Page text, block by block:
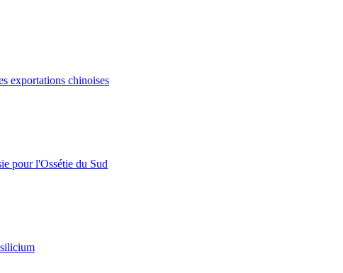
exportations chinoises
pour l'Ossétie du Sud